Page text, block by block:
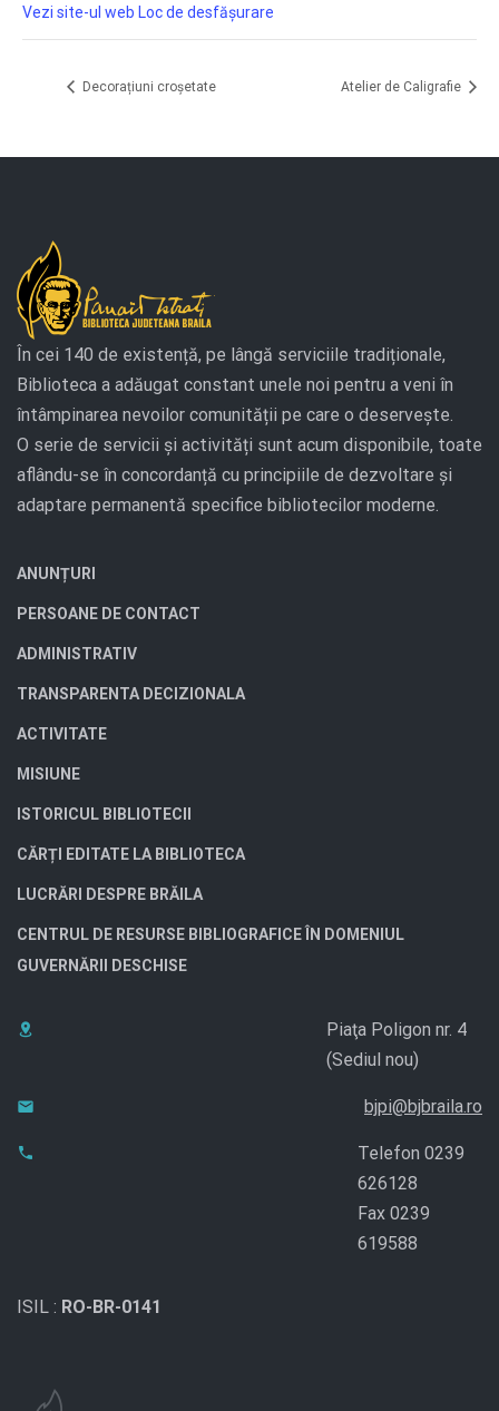
Vezi site-ul web Loc de desfășurare
Decorațiuni croșetate Atelier de Caligrafie
În cei 140 de existență, pe lângă serviciile tradiționale,
Biblioteca a adăugat constant unele noi pentru a veni în
întâmpinarea nevoilor comunității pe care o deservește.
O serie de servicii și activități sunt acum disponibile, toate
aflându-se în concordanță cu principiile de dezvoltare și
adaptare permanentă specifice bibliotecilor moderne.
ANUNȚURI
PERSOANE DE CONTACT
ADMINISTRATIV
TRANSPARENTA DECIZIONALA
ACTIVITATE
MISIUNE
ISTORICUL BIBLIOTECII
CĂRȚI EDITATE LA BIBLIOTECA
LUCRĂRI DESPRE BRĂILA
CENTRUL DE RESURSE BIBLIOGRAFICE ÎN DOMENIUL
GUVERNĂRII DESCHISE
Piaţa Poligon nr. 4
(Sediul nou)
bjpi@bjbraila.ro
Telefon 0239
626128
Fax 0239
619588
ISIL : RO-BR-0141